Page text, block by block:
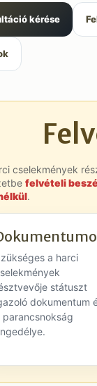
kérése
cselekmények
felvételi
.
a harci
státuszt
dokumentum
parancsnokság